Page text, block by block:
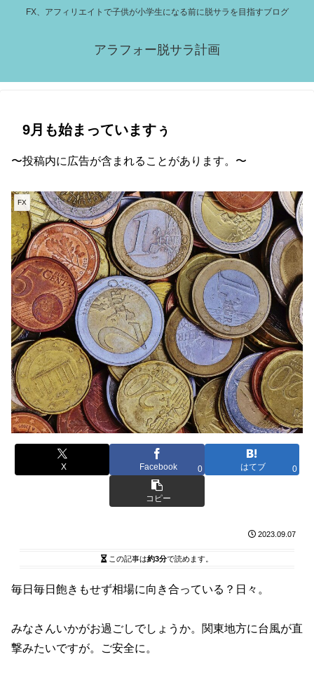
FX、アフィリエイトで子供が小学生になる前に脱サラを目指すブログ
アラフォー脱サラ計画
9月も始まっていますぅ
〜投稿内に広告が含まれることがあります。〜
FX
X Facebook 0 はてブ 0
コピー
2023.09.07
この記事は約3分で読めます。
毎日毎日飽きもせず相場に向き合っている？日々。
みなさんいかがお過ごしでしょうか。関東地方に台風が直
撃みたいですが。ご安全に。